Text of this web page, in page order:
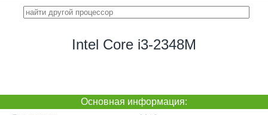
Intel Core i3-2348M
Основная информация: